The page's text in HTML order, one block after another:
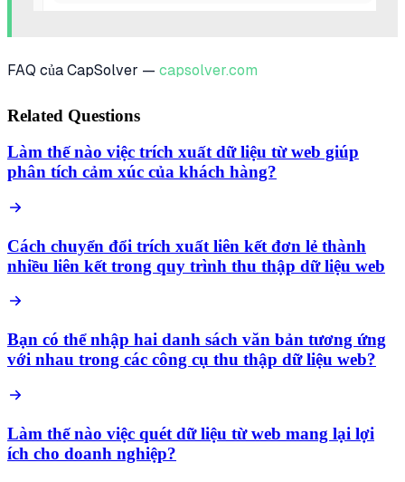
FAQ của CapSolver — capsolver.com
Related Questions
Làm thế nào việc trích xuất dữ liệu từ web giúp
phân tích cảm xúc của khách hàng?
Cách chuyển đổi trích xuất liên kết đơn lẻ thành
nhiều liên kết trong quy trình thu thập dữ liệu web
Bạn có thể nhập hai danh sách văn bản tương ứng
với nhau trong các công cụ thu thập dữ liệu web?
Làm thế nào việc quét dữ liệu từ web mang lại lợi
ích cho doanh nghiệp?